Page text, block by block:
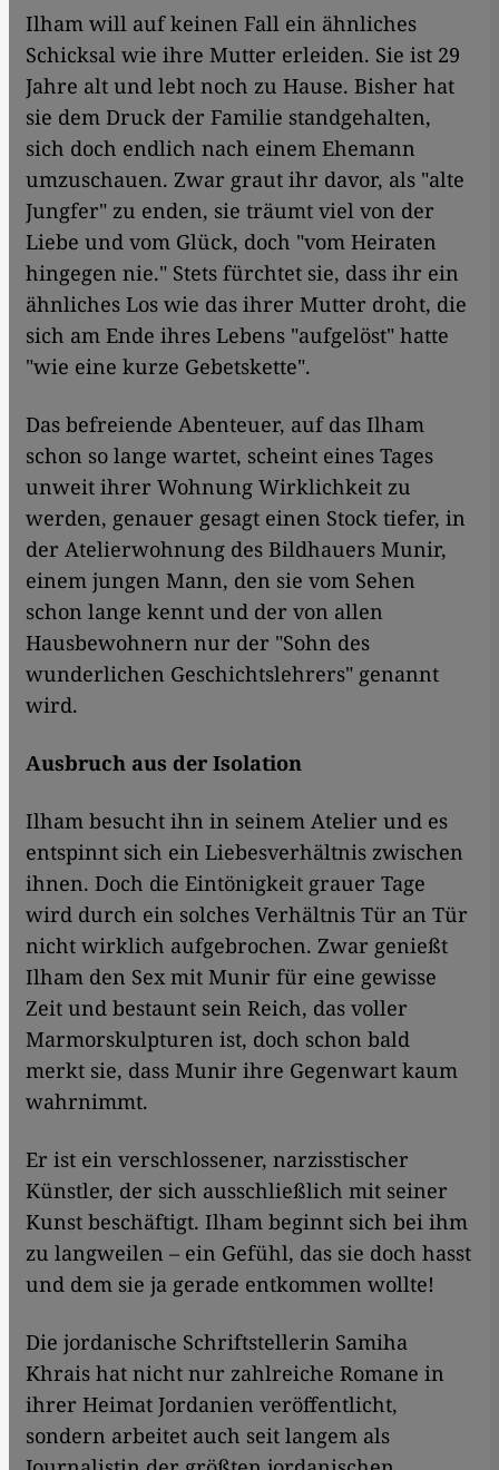
Ilham will auf keinen Fall ein ähnliches
Schicksal wie ihre Mutter erleiden. Sie ist 29
Jahre alt und lebt noch zu Hause. Bisher hat
sie dem Druck der Familie standgehalten,
sich doch endlich nach einem Ehemann
umzuschauen. Zwar graut ihr davor, als "alte
Jungfer" zu enden, sie träumt viel von der
Liebe und vom Glück, doch "vom Heiraten
hingegen nie." Stets fürchtet sie, dass ihr ein
ähnliches Los wie das ihrer Mutter droht, die
sich am Ende ihres Lebens "aufgelöst" hatte
"wie eine kurze Gebetskette".
Das befreiende Abenteuer, auf das Ilham
schon so lange wartet, scheint eines Tages
unweit ihrer Wohnung Wirklichkeit zu
werden, genauer gesagt einen Stock tiefer, in
der Atelierwohnung des Bildhauers Munir,
einem jungen Mann, den sie vom Sehen
schon lange kennt und der von allen
Hausbewohnern nur der "Sohn des
wunderlichen Geschichtslehrers" genannt
wird.
Ausbruch aus der Isolation
​​Ilham besucht ihn in seinem Atelier und es
entspinnt sich ein Liebesverhältnis zwischen
ihnen. Doch die Eintönigkeit grauer Tage
wird durch ein solches Verhältnis Tür an Tür
nicht wirklich aufgebrochen. Zwar genießt
Ilham den Sex mit Munir für eine gewisse
Zeit und bestaunt sein Reich, das voller
Marmorskulpturen ist, doch schon bald
merkt sie, dass Munir ihre Gegenwart kaum
wahrnimmt.
Er ist ein verschlossener, narzisstischer
Künstler, der sich ausschließlich mit seiner
Kunst beschäftigt. Ilham beginnt sich bei ihm
zu langweilen – ein Gefühl, das sie doch hasst
und dem sie ja gerade entkommen wollte!
Die jordanische Schriftstellerin Samiha
Khrais hat nicht nur zahlreiche Romane in
ihrer Heimat Jordanien veröffentlicht,
sondern arbeitet auch seit langem als